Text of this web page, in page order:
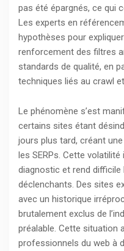
pas été épargnés, ce qui
Les experts en
hypothèses pour
renforcement des filtres
standards de qualité, en
techniques liés au crawl
Le phénomène s’est
certains sites étant
jours plus tard, créant une
les SERPs. Cette
diagnostic et rend
déclenchants. Des sites
avec un historique
brutalement exclus de
préalable. Cette situation
professionnels du web à